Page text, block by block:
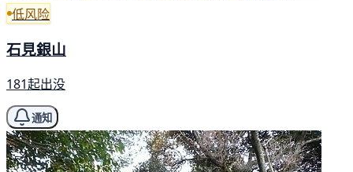
低风险
石見銀山
181起出没
通知